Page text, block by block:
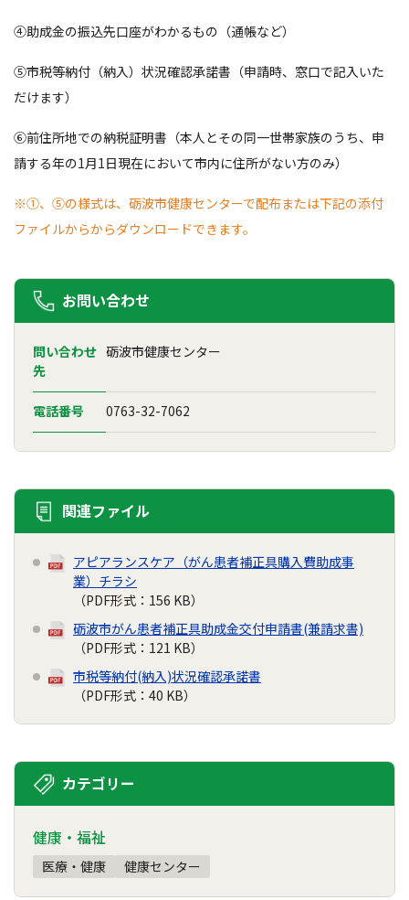
④助成金の振込先口座がわかるもの（通帳など）
⑤市税等納付（納入）状況確認承諾書（申請時、窓口で記入いた
だけます）
⑥前住所地での納税証明書（本人とその同一世帯家族のうち、申
請する年の1月1日現在において市内に住所がない方のみ）
※①、⑤の様式は、砺波市健康センターで配布または下記の添付
ファイルからからダウンロードできます。
お問い合わせ
問い合わせ
先
砺波市健康センター
電話番号 0763-32-7062
関連ファイル
アピアランスケア（がん患者補正具購入費助成事
業）チラシ
（PDF形式：156 KB）
砺波市がん患者補正具助成金交付申請書(兼請求書)
（PDF形式：121 KB）
市税等納付(納入)状況確認承諾書
（PDF形式：40 KB）
カテゴリー
健康・福祉
医療・健康 健康センター